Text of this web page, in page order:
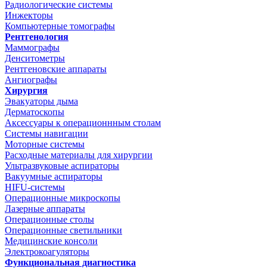
Радиологические системы
Инжекторы
Компьютерные томографы
Рентгенология
Маммографы
Денситометры
Рентгеновские аппараты
Ангиографы
Хирургия
Эвакуаторы дыма
Дерматоскопы
Аксессуары к операционнным столам
Системы навигации
Моторные системы
Расходные материалы для хирургии
Ультразвуковые аспираторы
Вакуумные аспираторы
HIFU-системы
Операционные микроскопы
Лазерные аппараты
Операционные столы
Операционные светильники
Медицинские консоли
Электрокоагуляторы
Функциональная диагностика